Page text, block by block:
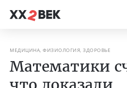
МЕДИЦИНА, ФИЗИОЛОГИЯ, ЗДОРОВЬЕ
Математики